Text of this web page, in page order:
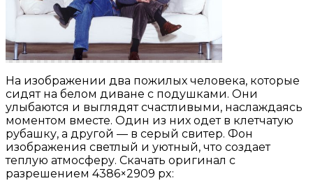
На изображении два пожилых человека, которые
сидят на белом диване с подушками. Они
улыбаются и выглядят счастливыми, наслаждаясь
моментом вместе. Один из них одет в клетчатую
рубашку, а другой — в серый свитер. Фон
изображения светлый и уютный, что создает
теплую атмосферу. Скачать оригинал с
разрешением 4386×2909 px: